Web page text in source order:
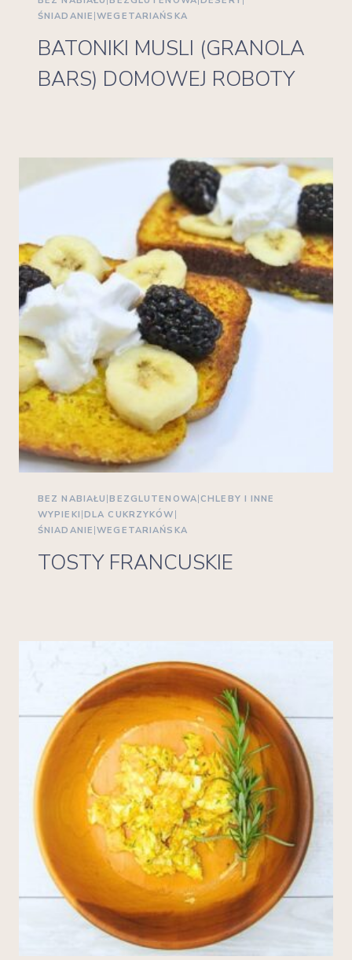
ŚNIADANIE |WEGETARIAŃSKA
BATONIKI MUSLI (GRANOLA
BARS) DOMOWEJ ROBOTY
BEZ NABIAŁU |BEZGLUTENOWA CHLEBY I INNE
WYPIEKI DLA CUKRZYKÓW
ŚNIADANIE |WEGETARIAŃSKA
TOSTY FRANCUSKIE